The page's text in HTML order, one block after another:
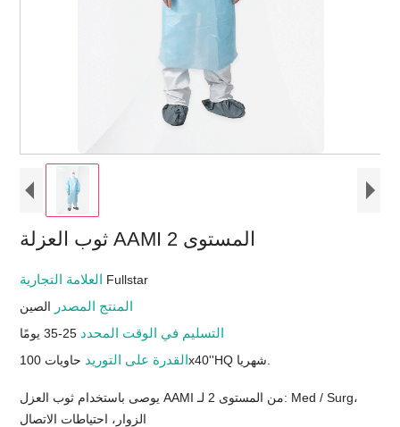
ثوب العزلة AAMI المستوى 2
Fullstar
المنتج المصدر الصين
التسليم في الوقت المحدد 25-35 يومًا
القدرة على التوريد
يوصى باستخدام ثوب العزل AAMI من المستوى 2 لـ: Med / Surg،
الزوار، احتياطات الاتصال